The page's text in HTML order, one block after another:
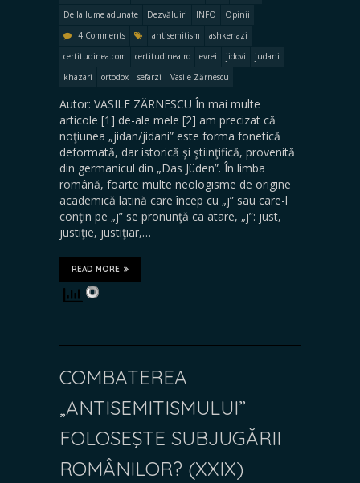
De la lume adunate
Dezvăluiri INFO
Opinii
4 Comments
antisemitism
ashkenazi
certitudinea.com
certitudinea.ro evrei jidovi
judani
khazari
ortodox sefarzi Vasile Zărnescu
Autor: VASILE ZĂRNESCU În mai multe
articole [1] de-ale mele [2] am precizat că
noţiunea „jidan/jidani” este forma fonetică
deformată, dar istorică şi ştiinţifică, provenită
din germanicul din „Das Jüden”. În limba
română, foarte multe neologisme de origine
academică latină care încep cu „j” sau care-l
conţin pe „j” se pronunţă ca atare, „j”: just,
justiţie, justiţiar,…
READ MORE
COMBATEREA
„ANTISEMITISMULUI”
FOLOSEŞTE SUBJUGĂRII
ROMÂNILOR? (XXIX)